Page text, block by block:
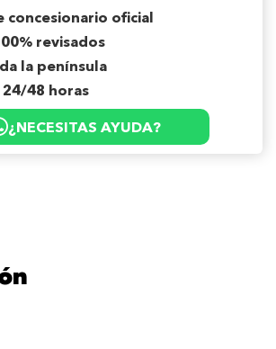
concesionario oficial
revisados
la península
48 horas
¿NECESITAS AYUDA?